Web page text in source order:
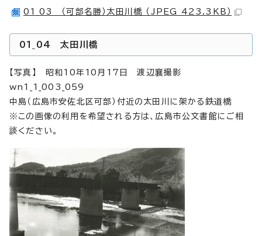
01_03 （可部名勝）太田川橋 （JPEG 423.3KB）
01_04 太田川橋
【写真】 昭和10年10月17日 渡辺襄撮影
wn1_1_003_059
中島（広島市安佐北区可部）付近の太田川に架かる鉄道橋
※この画像の利用を希望される方は、広島市公文書館にご相
談ください。